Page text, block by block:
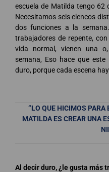
escuela de Matilda tengo 62
Necesitamos seis elencos
dos funciones a la
trabajadores de repente,
vida normal, vienen una
semana, Eso hace que
duro, porque cada escena
“LO QUE HICIMOS PARA
MATILDA ES CREAR UNA
Al decir duro, ¿le gusta más